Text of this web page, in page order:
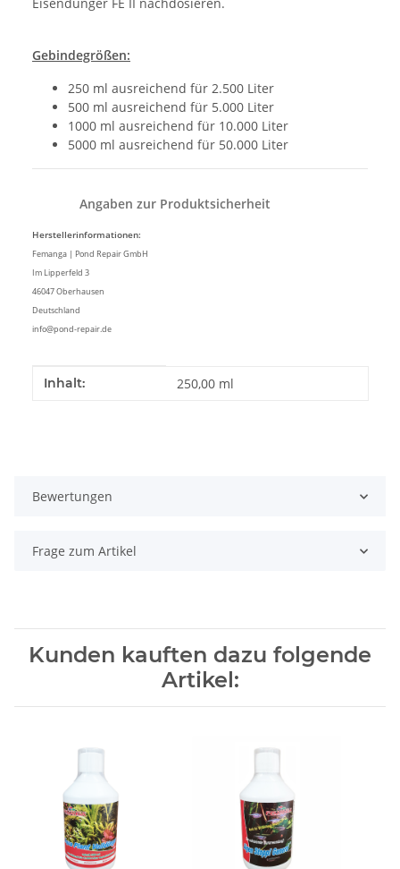
Gebindegrößen:
250 ml ausreichend für 2.500 Liter
500 ml ausreichend für 5.000 Liter
1000 ml ausreichend für 10.000 Liter
5000 ml ausreichend für 50.000 Liter
Angaben zur Produktsicherheit
Herstellerinformationen:
Femanga | Pond Repair GmbH
Im Lipperfeld 3
46047 Oberhausen
Deutschland
info@pond-repair.de
Produkteigenschaft
Wert
Inhalt: 250,00 ml
Bewertungen
Frage zum Artikel
Kunden kauften dazu folgende
Artikel: